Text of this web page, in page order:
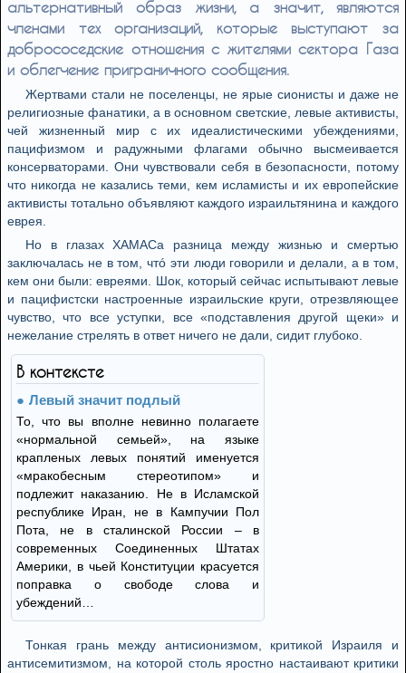
альтернативный образ жизни, а значит, являются
членами тех организаций, которые выступают за
добрососедские отношения с жителями сектора Газа
и облегчение приграничного сообщения.
Жертвами стали не поселенцы, не ярые сионисты и даже не
религиозные фанатики, а в основном светские, левые активисты,
чей жизненный мир с их идеалистическими убеждениями,
пацифизмом и радужными флагами обычно высмеивается
консерваторами. Они чувствовали себя в безопасности, потому
что никогда не казались теми, кем исламисты и их европейские
активисты тотально объявляют каждого израильтянина и каждого
еврея.
Но в глазах ХАМАСа разница между жизнью и смертью
заключалась не в том, чтó эти люди говорили и делали, а в том,
кем они были: евреями. Шок, который сейчас испытывают левые
и пацифистски настроенные израильские круги, отрезвляющее
чувство, что все уступки, все «подставления другой щеки» и
нежелание стрелять в ответ ничего не дали, сидит глубоко.
В контексте
Левый значит подлый
То, что вы вполне невинно полагаете
«нормальной семьей», на языке
крапленых левых понятий именуется
«мракобесным стереотипом» и
подлежит наказанию. Не в Исламской
республике Иран, не в Кампучии Пол
Пота, не в сталинской России – в
современных Соединенных Штатах
Америки, в чьей Конституции красуется
поправка о свободе слова и
убеждений…
Тонкая грань между антисионизмом, критикой Израиля и
антисемитизмом, на которой столь яростно настаивают критики